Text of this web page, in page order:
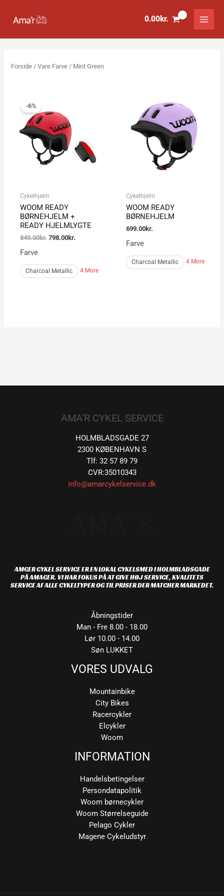
0.00kr.
Forside / Vare Farve / Mint Green
-6%
Cykelhjelm
WOOM READY
BØRNEHJELM +
READY HJELMLYGTE
849.00kr.
pris
849.00kr..
798.00kr.
Farve
Charcoal Metallic 4 More
Cykelhjelm
WOOM READY
BØRNEHJELM
699.00kr.
Farve
Charcoal Metallic 4 More
AMA’R CYKEL SERVICE
HOLMBLADSGADE 27
2300 KØBENHAVN S
Tlf: 32 57 89 79
CVR:35010343
info@amarcykelservice.dk
AMGER CYKEL SERVICE ER EN LOKAL CYKELSMED I HOLMBLADSGADE
PÅ AMAGER. VI HAR FOKUS PÅ AT GIVE HØJ SERVICE, KVALITETS
SERVICE AF ALLE CYKELTYPER OG TIL PRISER DER MATCHER MARKEDET.
Åbningstider
Man - Fre 8.00 - 18.00
Lør 10.00 - 14.00
Søn LUKKET
VORES UDVALG
Mountainbike
City Bikes
Racercykler
Elcykler
Woom
INFORMATION
Handelsbetingelser
Persondatapolitik
Woom børnecykler
Woom Størrelseguide
Pelago Cykler
Magene Cykeludstyr